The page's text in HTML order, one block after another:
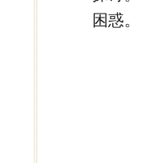
困惑。